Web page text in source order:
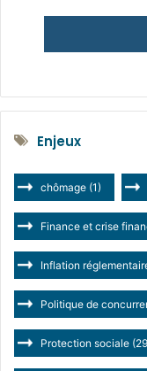
Enjeux
chômage (1)
Finance et crise
Inflation
Politique de
Protection sociale